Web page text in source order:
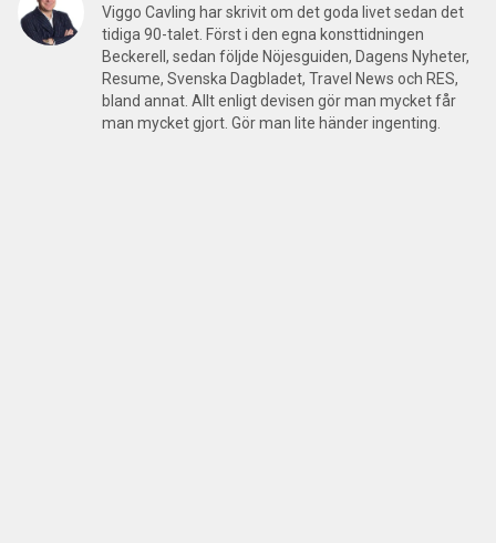
Viggo Cavling har skrivit om det goda livet sedan det
tidiga 90-talet. Först i den egna konsttidningen
Beckerell, sedan följde Nöjesguiden, Dagens Nyheter,
Resume, Svenska Dagbladet, Travel News och RES,
bland annat. Allt enligt devisen gör man mycket får
man mycket gjort. Gör man lite händer ingenting.